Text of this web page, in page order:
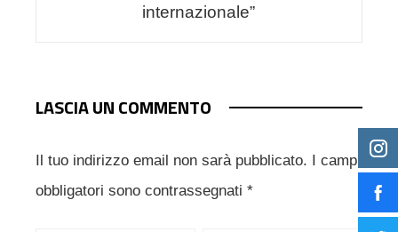
internazionale”
LASCIA UN COMMENTO
Il tuo indirizzo email non sarà pubblicato. I campi
obbligatori sono contrassegnati *